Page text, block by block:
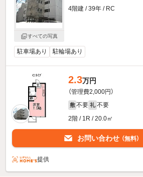
すべての写真
4階建 / 39年 / RC
駐車場あり 駐輪場あり
2.3万円
（管理費2,000円）
敷 不要 礼 不要
2階 / 1R / 20.0㎡
お問い合わせ （無料）
提供